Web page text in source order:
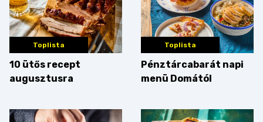
Toplista
10 ütős recept
augusztusra
Toplista
Pénztárcabarát napi
menü Domától